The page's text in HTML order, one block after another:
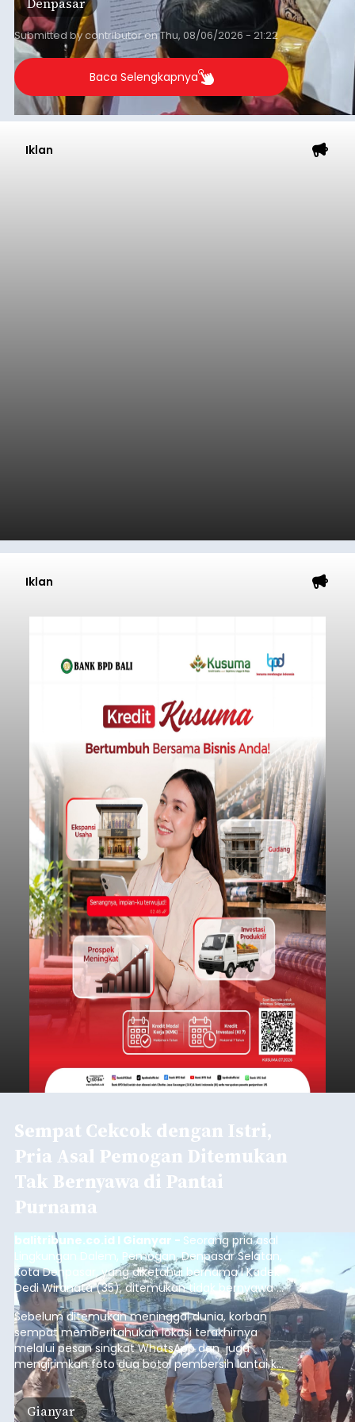
Submitted bycontributoronThu, 08/06/2026 - 21:22
Baca Selengkapnya
Iklan
Iklan
Sempat Cekcok dengan Istri,
Pria Asal Pemogan Ditemukan
Tak Bernyawa di Pantai
Purnama
balitribune.co.id I Gianyar - Seorang pria asal
Lingkungan Dalem, Pemogan, Denpasar Selatan,
Kota Denpasar, yang diketahui bernama I Kadek
Dedi Wiranata (35), ditemukan tidak bernyawa di
pesisir Pantai Purnama, Sukawati.
Sebelum ditemukan meninggal dunia, korban
sempat memberitahukan lokasi terakhirnya
melalui pesan singkat WhatsApp dan juga
mengirimkan foto dua botol pembersih lantai ke
istrinya.
Gianyar